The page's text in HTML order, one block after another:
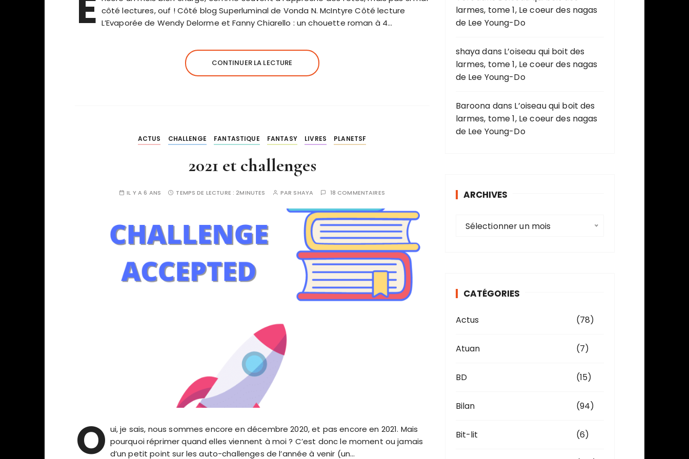
côté lectures, ouf ! Côté blog Superluminal de Vonda N. McIntyre Côté lecture
L’Evaporée de Wendy Delorme et Fanny Chiarello : un chouette roman à 4…
CONTINUER LA LECTURE
ACTUS CHALLENGE FANTASTIQUE FANTASY LIVRES PLANETSF
2021 et challenges
IL Y A 6 ANS TEMPS DE LECTURE :2MINUTES PAR SHAYA 18 COMMENTAIRES
O ui, je sais, nous sommes encore en décembre 2020, et pas encore en 2021. Mais
pourquoi réprimer quand elles viennent à moi ? C’est donc le moment ou jamais
d’un petit point sur les auto-challenges de l’année à venir (un…
larmes, tome 1, Le coeur des nagas
de Lee Young-Do
shayadans L’oiseau qui boit des
larmes, tome 1, Le coeur des nagas
de Lee Young-Do
Baroona dans L’oiseau qui boit des
larmes, tome 1, Le coeur des nagas
de Lee Young-Do
ARCHIVES
e
Sélectionner un mois
CATÉGORIES
Actus (78)
Atuan (7)
BD (15)
Bilan (94)
Bit-lit (6)